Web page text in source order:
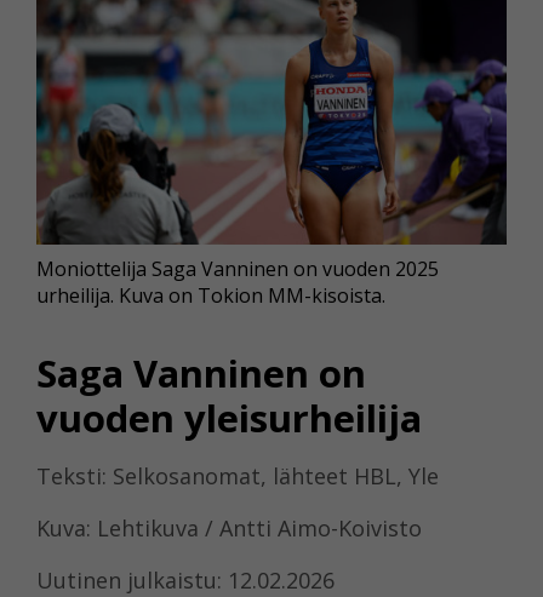
Saga Vanninen on
vuoden yleisurheilija
Teksti: Selkosanomat, lähteet HBL, Yle
Kuva: Lehtikuva / Antti Aimo-Koivisto
Uutinen julkaistu: 12.02.2026
Moniottelija Saga Vanninen on vuoden 2025
urheilija. Kuva on Tokion MM-kisoista.